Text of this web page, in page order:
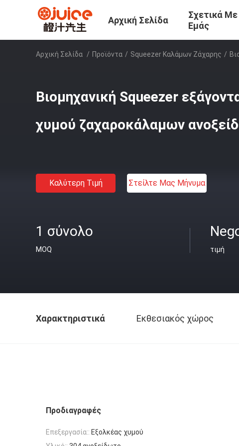
Αρχική Σελίδα
Σχετικά Με
Εμάς
Αρχική Σελίδα / Προϊόντα / Squeezer Καλάμων Ζάχαρης /
Βιομηχανική Squeezer
χυμού ζαχαροκάλαμων
Καλύτερη Τιμή Στείλτε Μας Μήνυμα
1 σύνολο
MOQ τιμή
Χαρακτηριστικά Εκθεσιακός χώρος
Προδιαγραφές
Επεξεργασία:: Εξολκέας χυμού